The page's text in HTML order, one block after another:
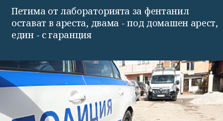
Петима от лабораторията за фентанил
остават в ареста, двама - под домашен арест,
един - с гаранция